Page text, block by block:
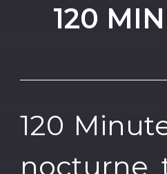
120
120
nocturne